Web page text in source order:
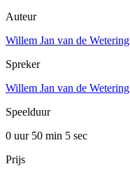
Auteur
Willem Jan van de Wetering
Spreker
Willem Jan van de Wetering
Speelduur
0 uur 50 min 5 sec
Prijs